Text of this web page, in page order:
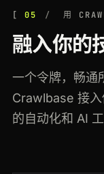
05 用
融入你的
一个令牌，畅通
Crawlbase 接入
的自动化和 AI